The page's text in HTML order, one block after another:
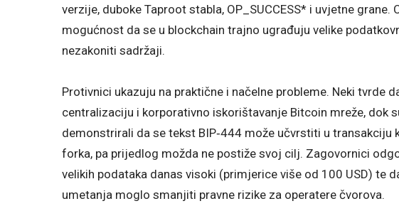
verzije, duboke Taproot stabla, OP_SUCCESS* i uvjetne
mogućnost da se u blockchain trajno ugrađuju velike
nezakoniti sadržaji.
Protivnici ukazuju na praktične i načelne probleme. Neki tvrde
centralizaciju i korporativno iskorištavanje Bitcoin mreže, dok
demonstrirali da se tekst BIP‑444 može učvrstiti u
forka, pa prijedlog možda ne postiže svoj cilj. Zagovornici
velikih podataka danas visoki (primjerice više od 100 USD) te
umetanja moglo smanjiti pravne rizike za operatere čvorova.